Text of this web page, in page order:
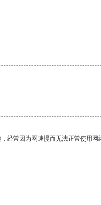
常因为网速慢而无法正常使用网